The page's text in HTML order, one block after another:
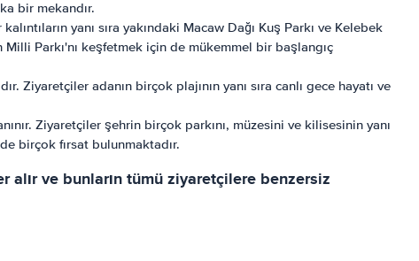
bir mekandır.
yanı sıra yakındaki Macaw Dağı Kuş Parkı ve Kelebek
Parkı'nı keşfetmek için de mükemmel bir başlangıç
Ziyaretçiler adanın birçok plajının yanı sıra canlı gece hayatı ve
Ziyaretçiler şehrin birçok parkını, müzesini ve kilisesinin yanı
birçok fırsat bulunmaktadır.
ve bunların tümü ziyaretçilere benzersiz